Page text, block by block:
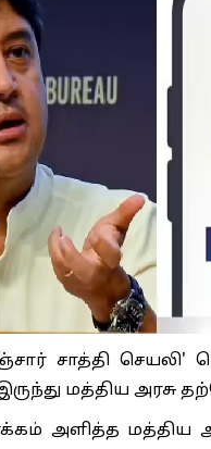
சாத்தி
மத்திய அரசு
அளித்த மத்திய